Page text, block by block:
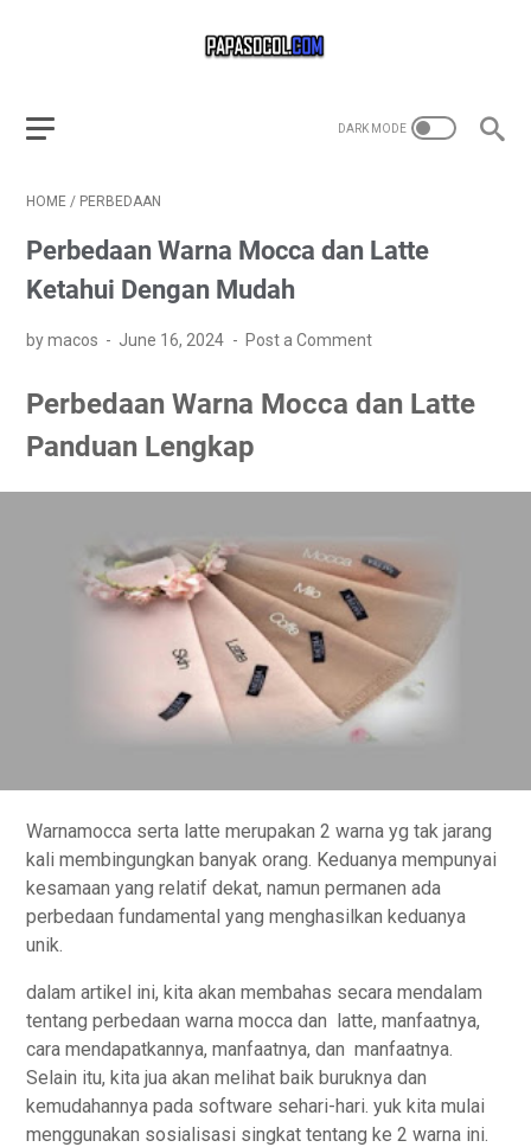
HOME / PERBEDAAN
Perbedaan Warna Mocca dan Latte
Ketahui Dengan Mudah
by macos June 16, 2024 Post a Comment
Perbedaan Warna Mocca dan Latte
Panduan Lengkap
Warnamocca serta latte merupakan 2 warna yg tak jarang
kali membingungkan banyak orang. Keduanya mempunyai
kesamaan yang relatif dekat, namun permanen ada
perbedaan fundamental yang menghasilkan keduanya
unik.
dalam artikel ini, kita akan membahas secara mendalam
tentang perbedaan warna mocca dan latte, manfaatnya,
cara mendapatkannya, manfaatnya, dan manfaatnya.
Selain itu, kita jua akan melihat baik buruknya dan
kemudahannya pada software sehari-hari. yuk kita mulai
menggunakan sosialisasi singkat tentang ke 2 warna ini.